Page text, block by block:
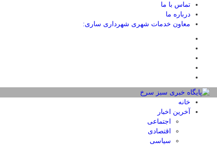
تماس با ما
درباره ما
معاون خدمات شهری شهرداری ساری:
خانه
آخرین اخبار
اجتماعی
اقتصادی
سیاسی